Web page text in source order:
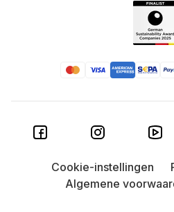
Cookie-instellingen
Algemene